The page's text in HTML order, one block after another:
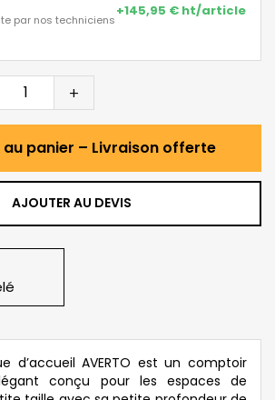
par nos techniciens
+145,95 € ht/article
+
au panier – Livraison offerte
AJOUTER AU DEVIS
d’accueil AVERTO est un comptoir
conçu pour les espaces de